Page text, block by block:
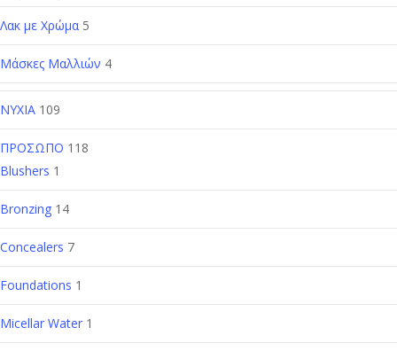
Λακ με Χρώμα 5
Μάσκες Μαλλιών 4
ΝΥΧΙΑ 109
ΠΡΟΣΩΠΟ 118
Blushers 1
Bronzing 14
Concealers 7
Foundations 1
Micellar Water 1